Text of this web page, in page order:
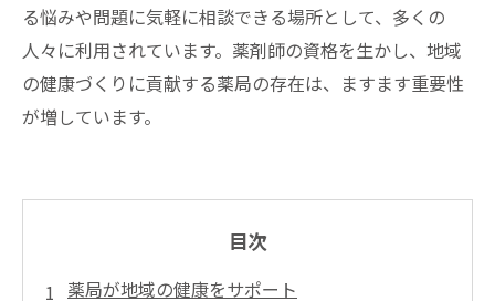
る悩みや問題に気軽に相談できる場所として、多くの
人々に利用されています。薬剤師の資格を生かし、地域
の健康づくりに貢献する薬局の存在は、ますます重要性
が増しています。
目次
薬局が地域の健康をサポート